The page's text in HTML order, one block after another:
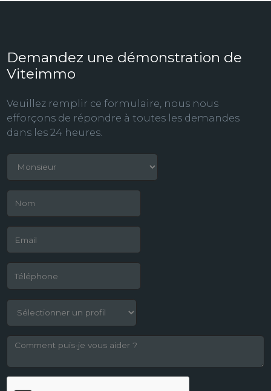
Demandez une démonstration de
Viteimmo
Veuillez remplir ce formulaire, nous nous
efforçons de répondre à toutes les demandes
dans les 24 heures.